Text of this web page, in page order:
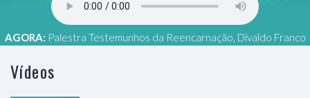
AGORA: Palestra Testemunhos da Reencarnação, Divaldo Franco
Vídeos